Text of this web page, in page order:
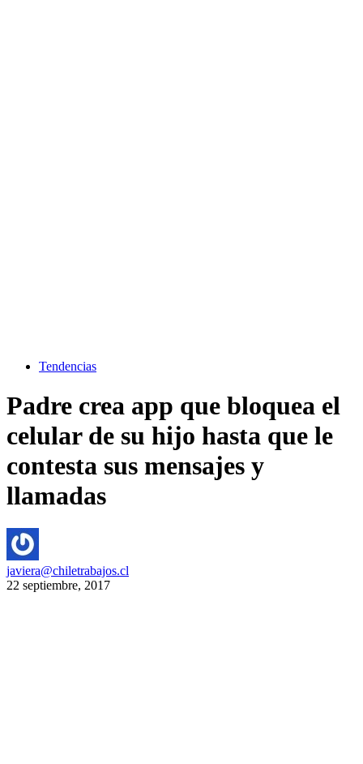
Tendencias
Padre crea app que bloquea el
celular de su hijo hasta que le
contesta sus mensajes y
llamadas
javiera@chiletrabajos.cl
22 septiembre, 2017